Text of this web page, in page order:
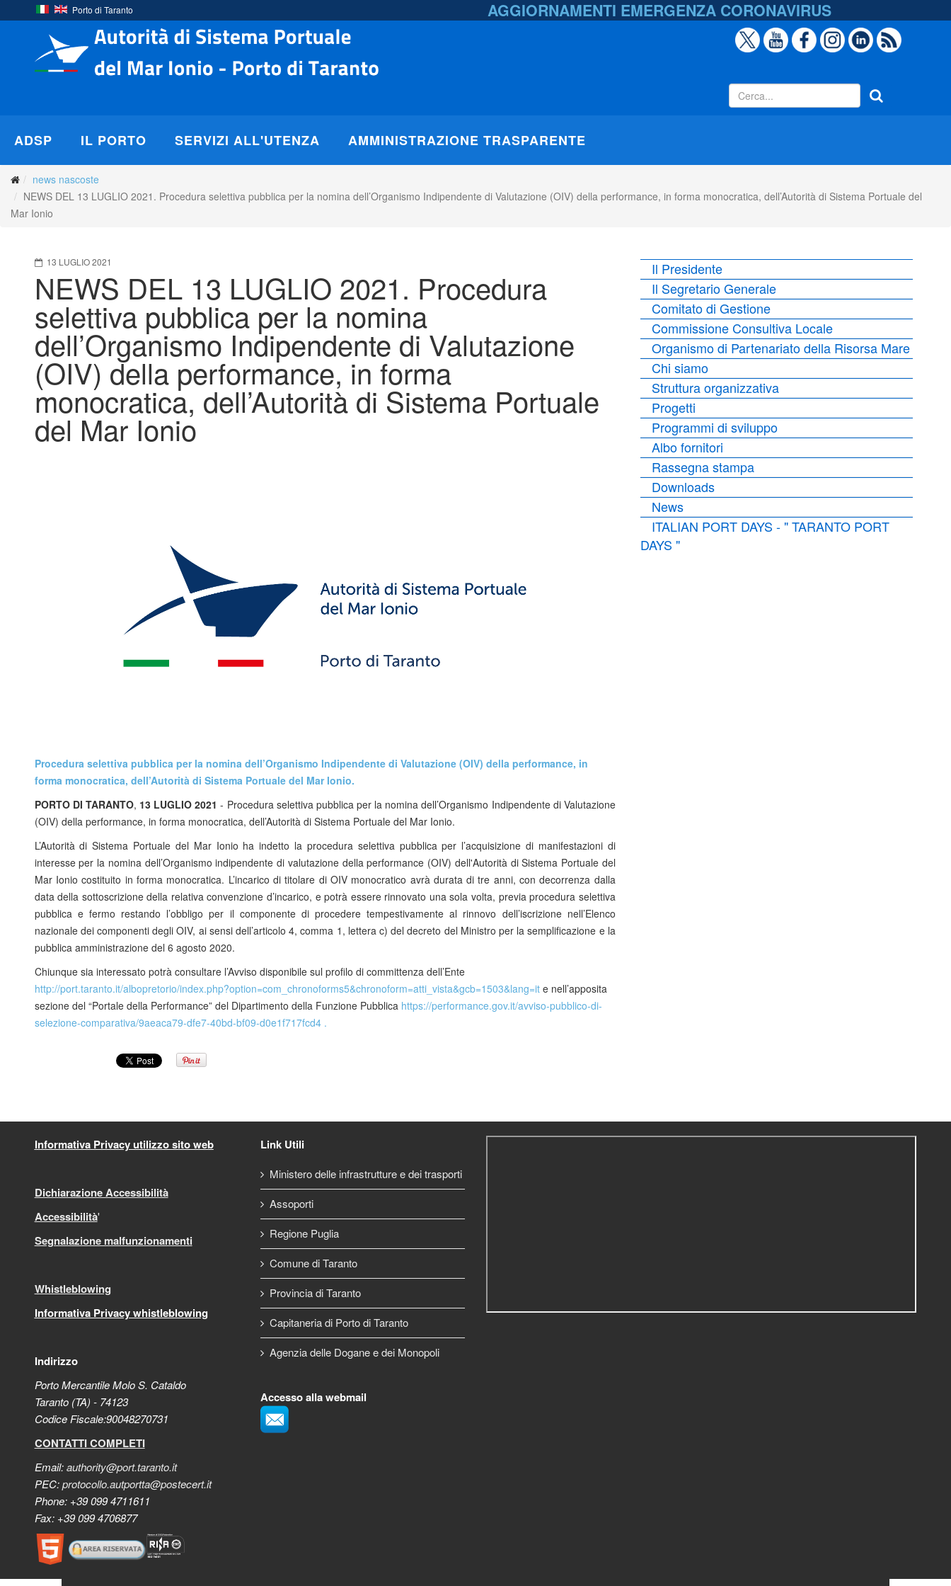
Porto di Taranto AGGIORNAMENTI EMERGENZA CORONAVIRUS
ADSP IL PORTO SERVIZI ALL'UTENZA AMMINISTRAZIONE TRASPARENTE
news nascoste
NEWS DEL 13 LUGLIO 2021. Procedura selettiva pubblica per la nomina dell’Organismo Indipendente di Valutazione (OIV) della performance, in forma monocratica, dell’Autorità di Sistema Portuale del
Mar Ionio
13 LUGLIO 2021
NEWS DEL 13 LUGLIO 2021. Procedura
selettiva pubblica per la nomina
dell’Organismo Indipendente di Valutazione
(OIV) della performance, in forma
monocratica, dell’Autorità di Sistema Portuale
del Mar Ionio
Procedura selettiva pubblica per la nomina dell’Organismo Indipendente di Valutazione (OIV) della performance, in
forma monocratica, dell’Autorità di Sistema Portuale del Mar Ionio.
PORTO DI TARANTO, 13 LUGLIO 2021 - Procedura selettiva pubblica per la nomina dell’Organismo Indipendente di Valutazione
(OIV) della performance, in forma monocratica, dell’Autorità di Sistema Portuale del Mar Ionio.
L’Autorità di Sistema Portuale del Mar Ionio ha indetto la procedura selettiva pubblica per l’acquisizione di manifestazioni di
interesse per la nomina dell’Organismo indipendente di valutazione della performance (OIV) dell'Autorità di Sistema Portuale del
Mar Ionio costituito in forma monocratica. L’incarico di titolare di OIV monocratico avrà durata di tre anni, con decorrenza dalla
data della sottoscrizione della relativa convenzione d’incarico, e potrà essere rinnovato una sola volta, previa procedura selettiva
pubblica e fermo restando l’obbligo per il componente di procedere tempestivamente al rinnovo dell’iscrizione nell’Elenco
nazionale dei componenti degli OIV, ai sensi dell’articolo 4, comma 1, lettera c) del decreto del Ministro per la semplificazione e la
pubblica amministrazione del 6 agosto 2020.
Chiunque sia interessato potrà consultare l’Avviso disponibile sul profilo di committenza dell’Ente
http://port.taranto.it/albopretorio/index.php?option=com_chronoforms5&chronoform=atti_vista&gcb=1503&lang=ite nell’apposita
sezione del “Portale della Performance” del Dipartimento della Funzione Pubblicahttps://performance.gov.it/avviso-pubblico-di-
selezione-comparativa/9aeaca79-dfe7-40bd-bf09-d0e1f717fcd4 .
Il Presidente
Il Segretario Generale
Comitato di Gestione
Commissione Consultiva Locale
Organismo di Partenariato della Risorsa Mare
Chi siamo
Struttura organizzativa
Progetti
Programmi di sviluppo
Albo fornitori
Rassegna stampa
Downloads
News
ITALIAN PORT DAYS - " TARANTO PORT
DAYS "
Informativa Privacy utilizzo sito web
Dichiarazione Accessibilità
Accessibilità'
Segnalazione malfunzionamenti
Whistleblowing
Informativa Privacy whistleblowing
Indirizzo
Porto Mercantile Molo S. Cataldo
Taranto (TA) - 74123
Codice Fiscale:90048270731
CONTATTI COMPLETI
Email:authority@port.taranto.it
PEC:protocollo.autportta@postecert.it
Phone: +39 099 4711611
Fax: +39 099 4706877
Link Utili
Ministero delle infrastrutture e dei trasporti
Assoporti
Regione Puglia
Comune di Taranto
Provincia di Taranto
Capitaneria di Porto di Taranto
Agenzia delle Dogane e dei Monopoli
Accesso alla webmail